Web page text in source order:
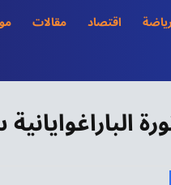
رياضة اقتصاد مقالات